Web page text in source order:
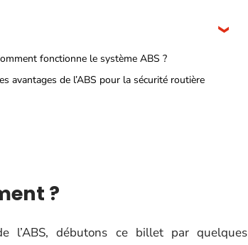
fonctionne le système ABS ?
avantages de l’ABS pour la sécurité routière
?
l’ABS, débutons ce billet par quelques